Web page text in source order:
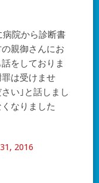
院から診断書
親御さんにお
をしておりま
は受けませ
い｣と話しまし
なりました
2016